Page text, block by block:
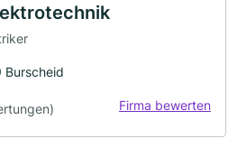
Burscheid
Firma bewerten